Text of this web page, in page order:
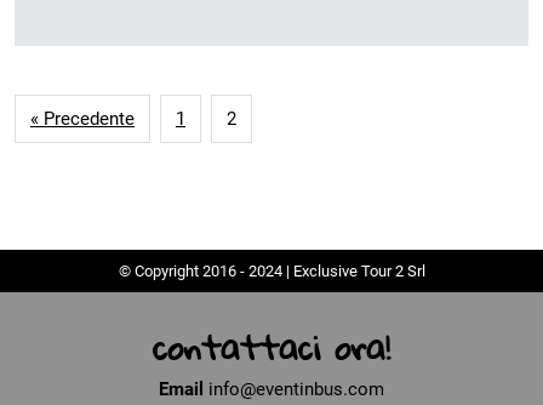
« Precedente 1 2
© Copyright 2016 - 2024 | Exclusive Tour 2 Srl
contattaci ora!
Email info@eventinbus.com